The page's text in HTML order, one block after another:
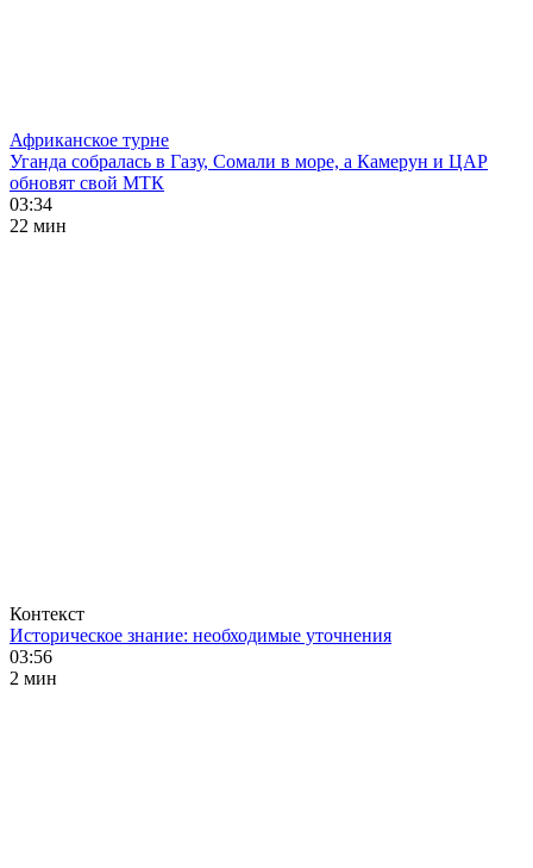
Африканское турне
Уганда собралась в Газу, Сомали в море, а Камерун и ЦАР
обновят свой МТК
03:34
22 мин
Контекст
Историческое знание: необходимые уточнения
03:56
2 мин